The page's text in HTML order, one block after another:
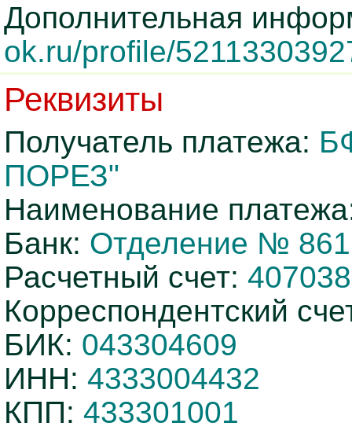
Дополнительная
ok.ru/profile/
Реквизиты
Получатель платежа:
ПОРЕЗ"
Наименование
Банк: Отделение №
Расчетный счет:
Корреспондентский
БИК: 043304609
ИНН: 4333004432
КПП: 433301001